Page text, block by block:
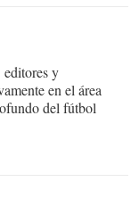
y
en el área
del fútbol